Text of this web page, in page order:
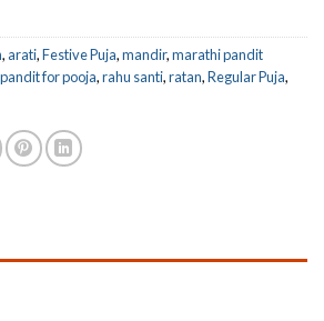
,arati,Festive Puja,mandir,marathi pandit
pandit for pooja,rahu santi,ratan,Regular Puja,